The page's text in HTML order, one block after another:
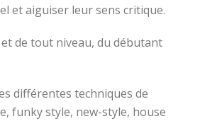
et aiguiser leur sens critique.
de tout niveau, du débutant
différentes techniques de
funky style, new-style, house